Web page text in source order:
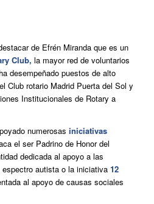
de Efrén Miranda que es un
Club, la mayor red de voluntarios
desempeñado puestos de alto
Club rotario Madrid Puerta del Sol y
Institucionales de Rotary a
numerosas iniciativas
el ser Padrino de Honor del
dedicada al apoyo a las
autista o la iniciativa 12
al apoyo de causas sociales